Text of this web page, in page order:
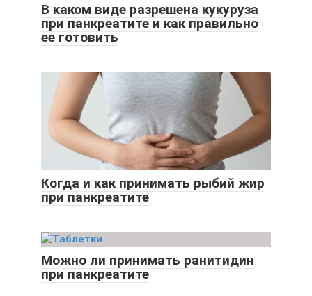
В каком виде разрешена кукуруза
при панкреатите и как правильно
ее готовить
Когда и как принимать рыбий жир
при панкреатите
Можно ли принимать ранитидин
при панкреатите